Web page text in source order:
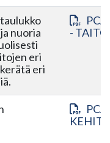
nuoria
eri
eri
-